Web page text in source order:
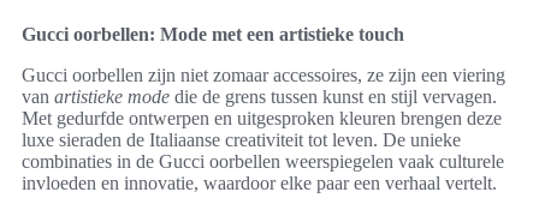
Gucci oorbellen: Mode met een artistieke touch
Gucci oorbellen zijn niet zomaar accessoires, ze zijn een viering
van artistieke mode die de grens tussen kunst en stijl vervagen.
Met gedurfde ontwerpen en uitgesproken kleuren brengen deze
luxe sieraden de Italiaanse creativiteit tot leven. De unieke
combinaties in de Gucci oorbellen weerspiegelen vaak culturele
invloeden en innovatie, waardoor elke paar een verhaal vertelt.